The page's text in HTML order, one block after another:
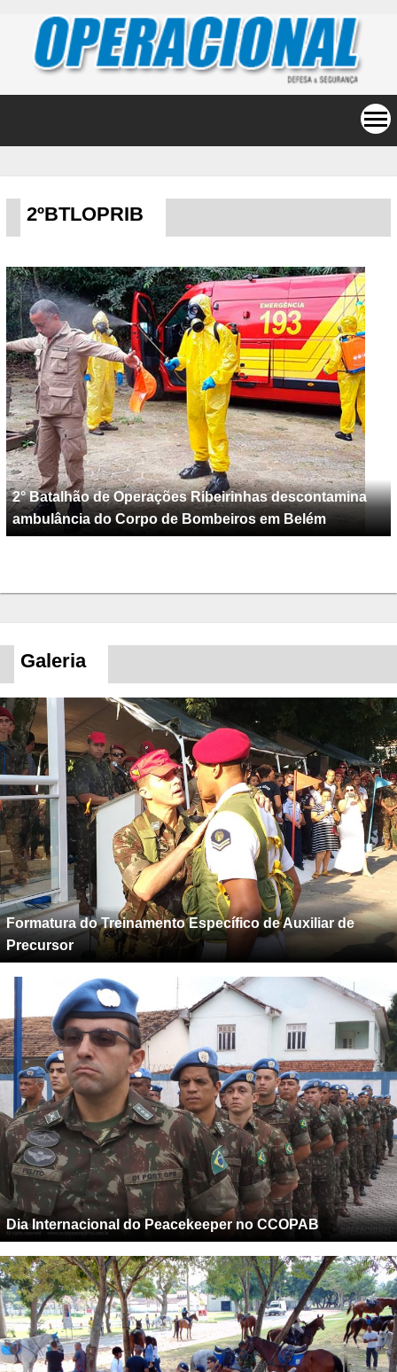
2ºBTLOPRIB
2° Batalhão de Operações Ribeirinhas descontamina
ambulância do Corpo de Bombeiros em Belém
Galeria
Formatura do Treinamento Específico de Auxiliar de
Precursor
Dia Internacional do Peacekeeper no CCOPAB